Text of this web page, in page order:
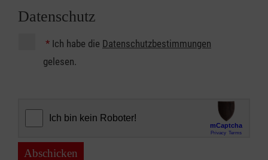
Datenschutz
* Ich habe die Datenschutzbestimmungen
gelesen.
Abschicken